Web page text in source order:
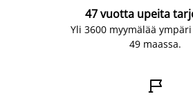
47 vuotta upeita
Yli 3600 myymälää
49 maassa.
